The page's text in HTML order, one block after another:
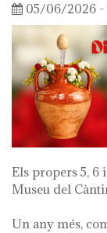
05/06/2026
Els propers 5, 6
Museu del
Un any més,